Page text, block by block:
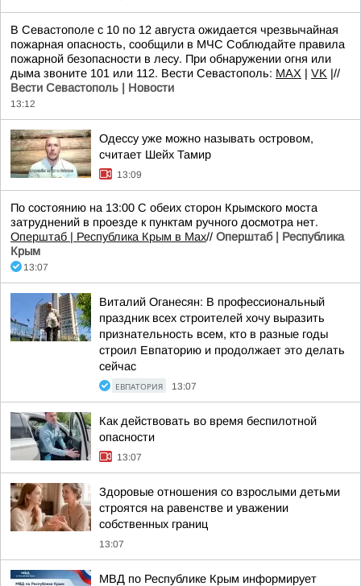
В Севастополе с 10 по 12 августа ожидается чрезвычайная
пожарная опасность, сообщили в МЧС Соблюдайте правила
пожарной безопасности в лесу. При обнаружении огня или
дыма звоните 101 или 112. Вести Севастополь: MAX | VK |//
Вести Севастополь | Новости
13:12
Одессу уже можно называть островом,
считает Шейх Тамир
13:09
По состоянию на 13:00 С обеих сторон Крымского моста
затруднений в проезде к пунктам ручного досмотра нет.
Оперштаб | Республика Крым в Мax// Оперштаб | Республика
Крым
13:07
Виталий Оганесян: В профессиональный
праздник всех строителей хочу выразить
признательность всем, кто в разные годы
строил Евпаторию и продолжает это делать
сейчас
ЕВПАТОРИЯ 13:07
Как действовать во время беспилотной
опасности
13:07
Здоровые отношения со взрослыми детьми
строятся на равенстве и уважении
собственных границ
13:07
МВД по Республике Крым информирует